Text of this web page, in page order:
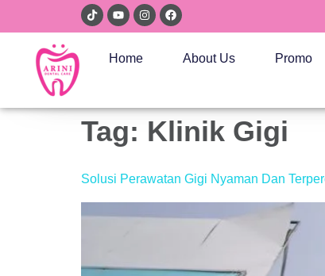
Home About Us Promo
Tag: Klinik Gigi
Solusi Perawatan Gigi Nyaman Dan